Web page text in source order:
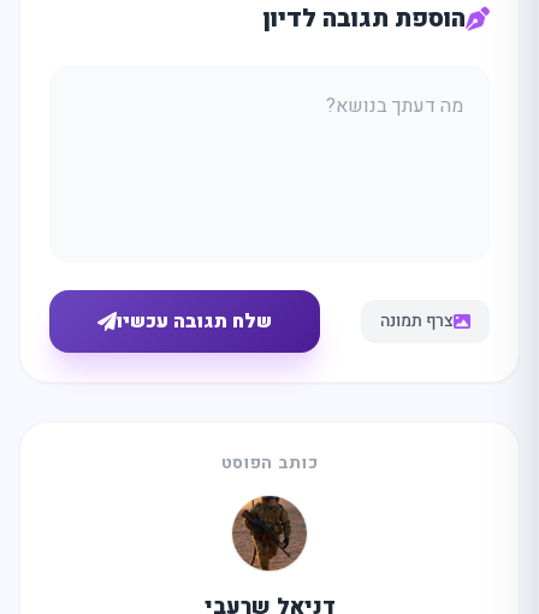
מחפשים
הוספת תגובה לדיון
צרף תמונה שלח תגובה עכשיו
כותב הפוסט
דניאל שרעבי